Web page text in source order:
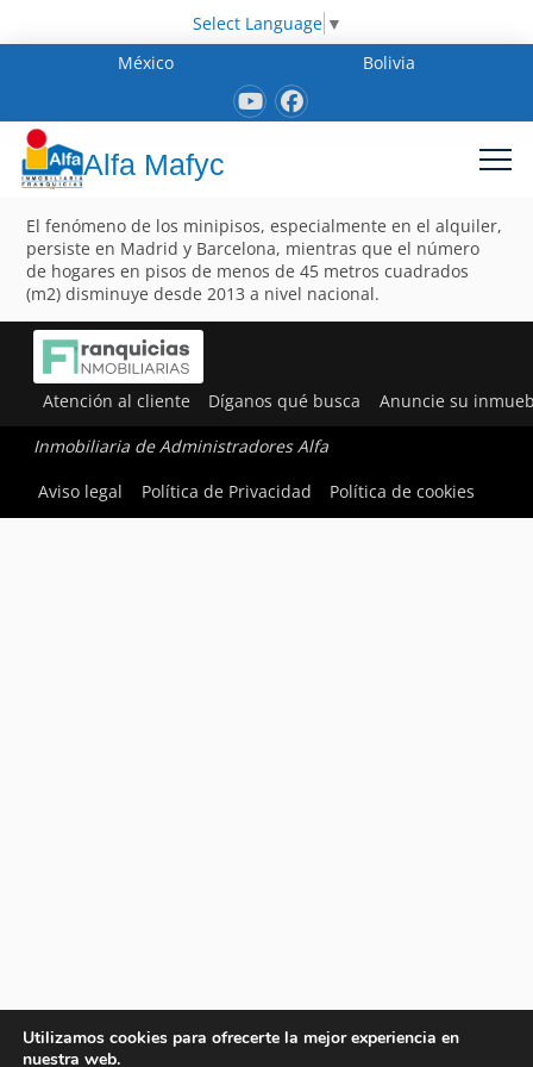
Select Language ▼
México
Bolivia
Alfa Mafyc
El fenómeno de los minipisos, especialmente en el alquiler,
persiste en Madrid y Barcelona, mientras que el número
de hogares en pisos de menos de 45 metros cuadrados
(m2) disminuye desde 2013 a nivel nacional.
Atención al cliente Díganos qué busca Anuncie su
Inmobiliaria de Administradores Alfa
Aviso legal
Política de Privacidad Política de cookies
Utilizamos cookies para ofrecerte la mejor experiencia en
nuestra web.